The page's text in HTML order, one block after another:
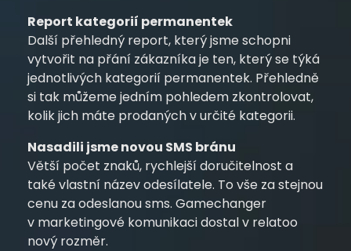
Report kategorií permanentek
Další přehledný report, který jsme schopni
vytvořit na přání zákazníka je ten, který se týká
jednotlivých kategorií permanentek. Přehledně
si tak můžeme jedním pohledem zkontrolovat,
kolik jich máte prodaných v určité kategorii.
Nasadili jsme novou SMS bránu
Větší počet znaků, rychlejší doručitelnost a
také vlastní název odesílatele. To vše za stejnou
cenu za odeslanou sms. Gamechanger
v marketingové komunikaci dostal v relatoo
nový rozměr.